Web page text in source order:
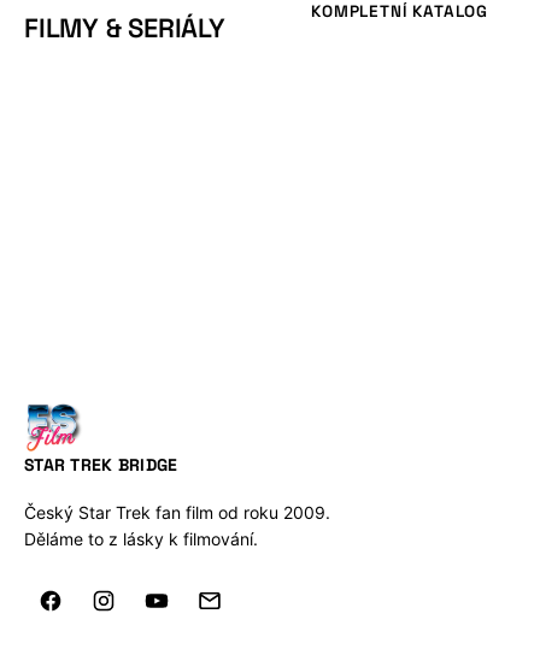
FILMY & SERIÁLY KOMPLETNÍ KATALOG
STAR TREK BRIDGE
Český Star Trek fan film od roku 2009.
Děláme to z lásky k filmování.